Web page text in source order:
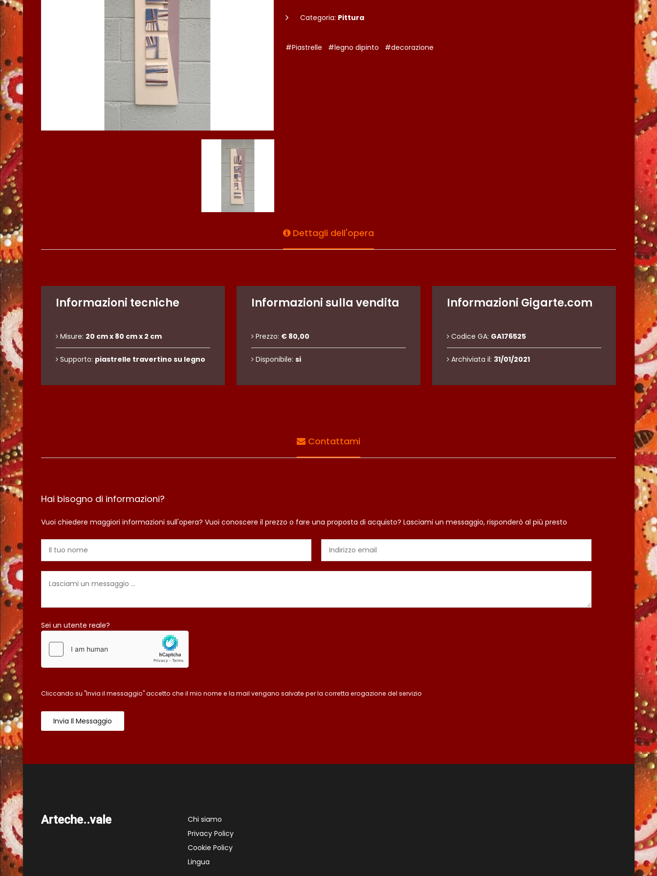
Categoria: Pittura
#Piastrelle #legno dipinto #decorazione
Dettagli dell'opera
Informazioni tecniche
Misure: 20 cm x 80 cm x 2 cm
Supporto: piastrelle travertino su legno
Informazioni sulla vendita
Prezzo: € 80,00
Disponibile: si
Informazioni Gigarte.com
Codice GA: GA176525
Archiviata il: 31/01/2021
Contattami
Hai bisogno di informazioni?
Vuoi chiedere maggiori informazioni sull'opera? Vuoi conoscere il prezzo o fare una proposta di acquisto? Lasciami un messaggio, risponderò al più presto
Sei un utente reale?
Cliccando su "Invia il messaggio" accetto che il mio nome e la mail vengano salvate per la corretta erogazione del servizio
Invia Il Messaggio
Arteche..vale
Chi siamo
Privacy Policy
Cookie Policy
Lingua